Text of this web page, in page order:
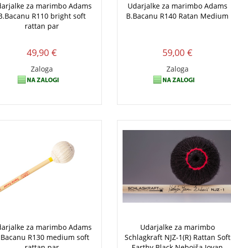
za marimbo Adams
R110 bright soft
rattan par
49,90 €
Zaloga
Udarjalke za marimbo Adams
B.Bacanu R140 Ratan Medium
59,00 €
Zaloga
za marimbo Adams
R130 medium soft
Udarjalke za marimbo
Schlagkraft NJZ-1(R) Rattan Soft